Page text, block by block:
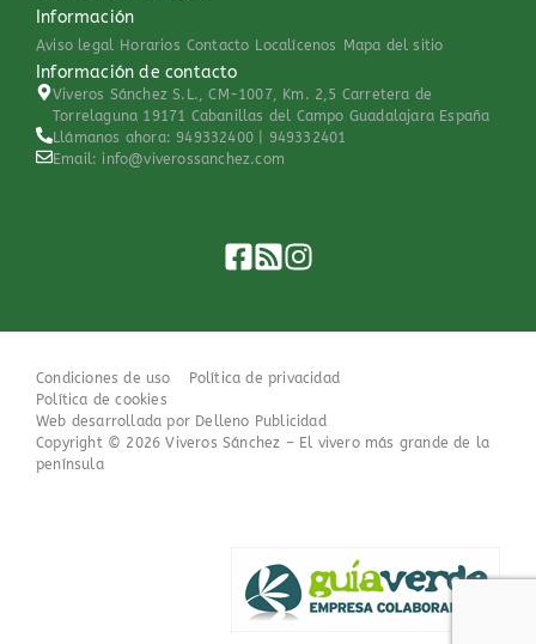
Información
Aviso legal Horarios Contacto Localícenos Mapa del sitio
Información de contacto
Viveros Sánchez S.L., CM-1007, Km. 2,5 Carretera de
Torrelaguna 19171 Cabanillas del Campo Guadalajara España
Llámanos ahora: 949332400 | 949332401
Email: info@viverossanchez.com
Condiciones de uso
Política de privacidad
Política de cookies
Web desarrollada por Delleno Publicidad
Copyright © 2026 Viveros Sánchez – El vivero más grande de la
península